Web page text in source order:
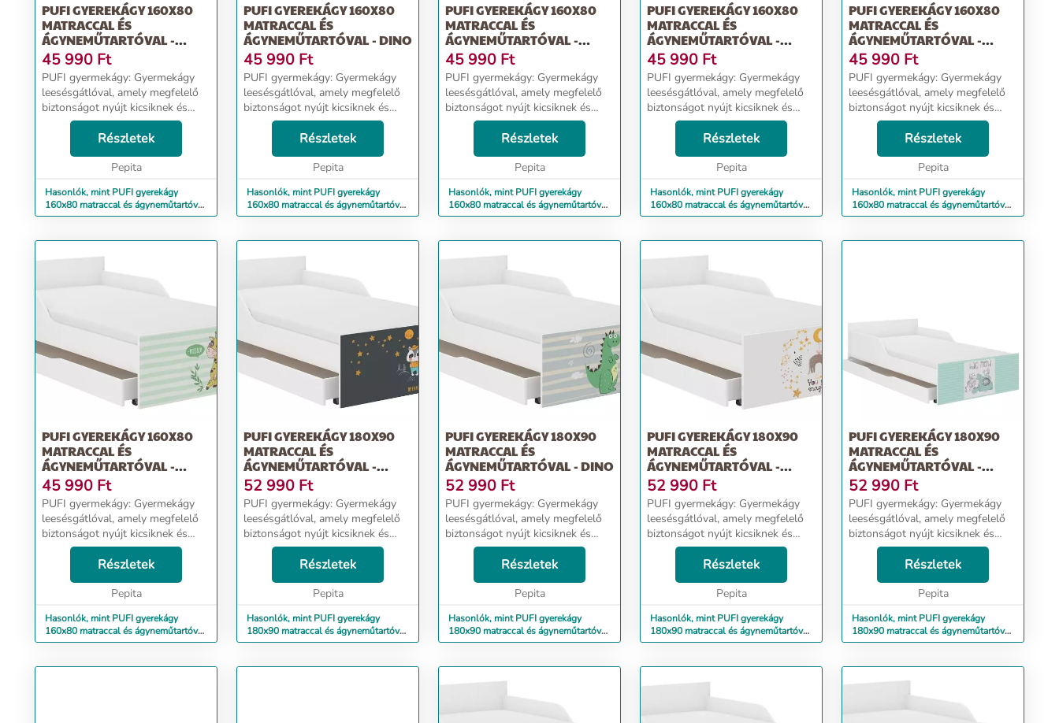
PUFI GYEREKÁGY 160X80
MATRACCAL ÉS
ÁGYNEMŰTARTÓVAL -
BORZ
45 990 Ft
PUFI gyermekágy: Gyermekágy
leesésgátlóval, amely megfelelő
biztonságot nyújt kicsiknek és
nagyoknak. Ágy méretei:
hosszúság 163 cm, szélesség 88
cm, magasság 56 cm Alvási
terület: 160x80 cm Frontma...
Részletek
Pepita
Hasonlók, mint PUFI gyerekágy
160x80 matraccal és ágyneműtartóval
- borz
PUFI GYEREKÁGY 160X80
MATRACCAL ÉS
ÁGYNEMŰTARTÓVAL - DINO
45 990 Ft
PUFI gyermekágy: Gyermekágy
leesésgátlóval, amely megfelelő
biztonságot nyújt kicsiknek és
nagyoknak. Ágy méretei:
hosszúság 163 cm, szélesség 88
cm, magasság 56 cm Alvási
terület: 160x80 cm Frontma...
Részletek
Pepita
Hasonlók, mint PUFI gyerekágy
160x80 matraccal és ágyneműtartóval
- dino
PUFI GYEREKÁGY 160X80
MATRACCAL ÉS
ÁGYNEMŰTARTÓVAL -
BARÁTOK
45 990 Ft
PUFI gyermekágy: Gyermekágy
leesésgátlóval, amely megfelelő
biztonságot nyújt kicsiknek és
nagyoknak. Ágy méretei:
hosszúság 163 cm, szélesség 88
cm, magasság 56 cm Alvási
terület: 160x80 cm Frontma...
Részletek
Pepita
Hasonlók, mint PUFI gyerekágy
160x80 matraccal és ágyneműtartóval
- barátok
PUFI GYEREKÁGY 160X80
MATRACCAL ÉS
ÁGYNEMŰTARTÓVAL -
ELEFÁNT
45 990 Ft
PUFI gyermekágy: Gyermekágy
leesésgátlóval, amely megfelelő
biztonságot nyújt kicsiknek és
nagyoknak. Ágy méretei:
hosszúság 163 cm, szélesség 88
cm, magasság 56 cm Alvási
terület: 160x80 cm Frontma...
Részletek
Pepita
Hasonlók, mint PUFI gyerekágy
160x80 matraccal és ágyneműtartóval
- elefánt
PUFI GYEREKÁGY 160X80
MATRACCAL ÉS
ÁGYNEMŰTARTÓVAL -
ÁLOMSZUSZÉK
45 990 Ft
PUFI gyermekágy: Gyermekágy
leesésgátlóval, amely megfelelő
biztonságot nyújt kicsiknek és
nagyoknak. Ágy méretei:
hosszúság 163 cm, szélesség 88
cm, magasság 56 cm Alvási
terület: 160x80 cm Frontma...
Részletek
Pepita
Hasonlók, mint PUFI gyerekágy
160x80 matraccal és ágyneműtartóval
- álomszuszék
PUFI GYEREKÁGY 160X80
MATRACCAL ÉS
ÁGYNEMŰTARTÓVAL -
ZSIRÁF
45 990 Ft
PUFI gyermekágy: Gyermekágy
leesésgátlóval, amely megfelelő
biztonságot nyújt kicsiknek és
nagyoknak. Ágy méretei:
hosszúság 163 cm, szélesség 88
cm, magasság 56 cm Alvási
terület: 160x80 cm Frontm...
Részletek
Pepita
Hasonlók, mint PUFI gyerekágy
160x80 matraccal és ágyneműtartóval
- zsiráf
PUFI GYEREKÁGY 180X90
MATRACCAL ÉS
ÁGYNEMŰTARTÓVAL -
BORZ
52 990 Ft
PUFI gyermekágy: Gyermekágy
leesésgátlóval, amely megfelelő
biztonságot nyújt kicsiknek és
nagyoknak. Ágy méretei:
hosszúság 183 cm, szélesség 98
cm, magasság 56 cm - Alvási
terület: 180x90 cm - Fr...
Részletek
Pepita
Hasonlók, mint PUFI gyerekágy
180x90 matraccal és ágyneműtartóval
- borz
PUFI GYEREKÁGY 180X90
MATRACCAL ÉS
ÁGYNEMŰTARTÓVAL - DINO
52 990 Ft
PUFI gyermekágy: Gyermekágy
leesésgátlóval, amely megfelelő
biztonságot nyújt kicsiknek és
nagyoknak. Ágy méretei:
hosszúság 183 cm, szélesség 98
cm, magasság 56 cm - Alvási
terület: 180x90 cm - Fr...
Részletek
Pepita
Hasonlók, mint PUFI gyerekágy
180x90 matraccal és ágyneműtartóval
- dino
PUFI GYEREKÁGY 180X90
MATRACCAL ÉS
ÁGYNEMŰTARTÓVAL -
MACSEK
52 990 Ft
PUFI gyermekágy: Gyermekágy
leesésgátlóval, amely megfelelő
biztonságot nyújt kicsiknek és
nagyoknak. Ágy méretei:
hosszúság 183 cm, szélesség 98
cm, magasság 56 cm - Alvási
terület: 180x90 cm - Fr...
Részletek
Pepita
Hasonlók, mint PUFI gyerekágy
180x90 matraccal és ágyneműtartóval
- macsek
PUFI GYEREKÁGY 180X90
MATRACCAL ÉS
ÁGYNEMŰTARTÓVAL -
BARÁTOK
52 990 Ft
PUFI gyermekágy: Gyermekágy
leesésgátlóval, amely megfelelő
biztonságot nyújt kicsiknek és
nagyoknak. Ágy méretei:
hosszúság 183 cm, szélesség 98
cm, magasság 56 cm - Alvási
terület: 180x90 cm - Fr...
Részletek
Pepita
Hasonlók, mint PUFI gyerekágy
180x90 matraccal és ágyneműtartóval
- barátok